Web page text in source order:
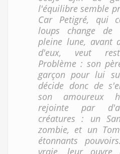
l'équilibre semble
Car Petigré, qui
loups change de
pleine lune, avant
d'eux, veut
Problème : son
garçon pour lui
décide donc de
son amoureux
rejointe par
créatures : un
zombie, et un
étonnants
vraie, leur ouvre